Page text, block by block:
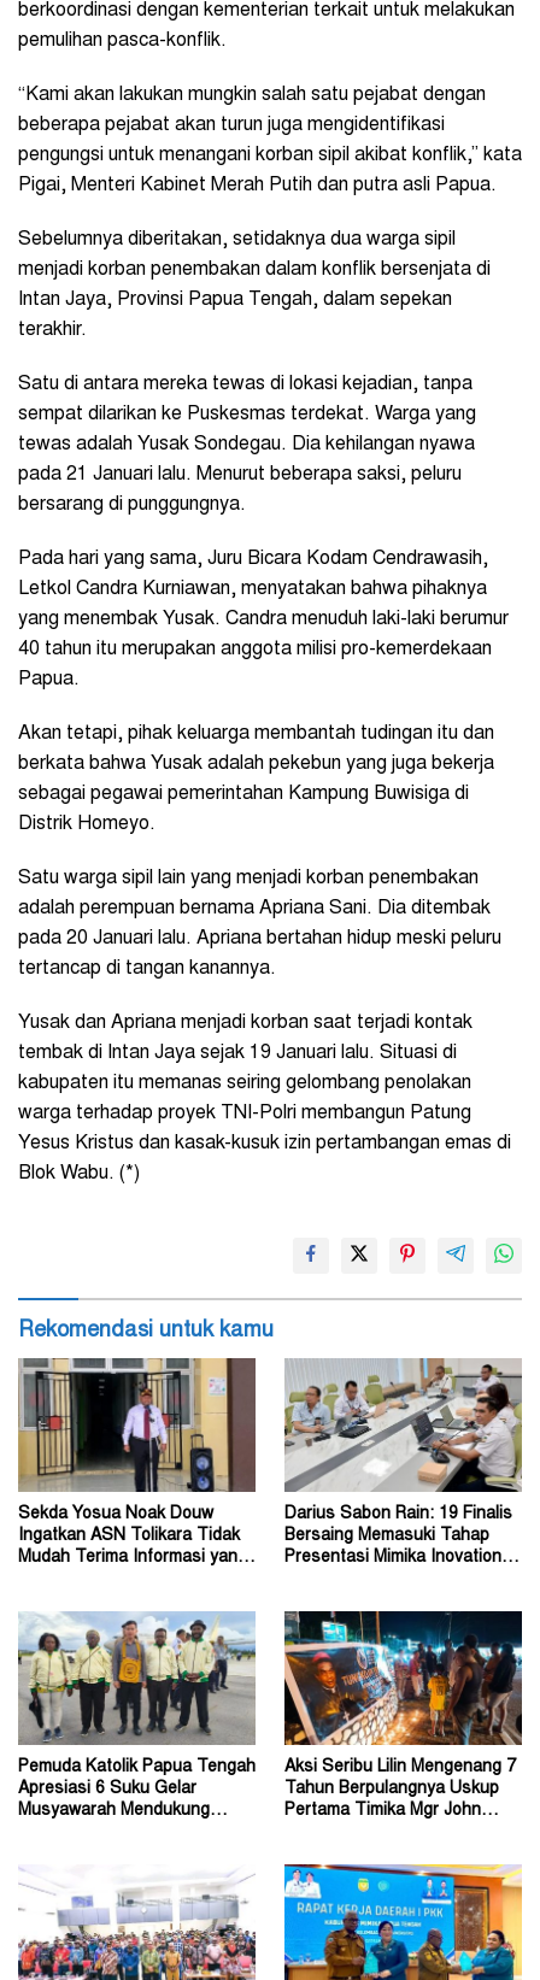
berkoordinasi dengan kementerian terkait untuk melakukan
pemulihan pasca-konflik.
“Kami akan lakukan mungkin salah satu pejabat dengan
beberapa pejabat akan turun juga mengidentifikasi
pengungsi untuk menangani korban sipil akibat konflik,” kata
Pigai, Menteri Kabinet Merah Putih dan putra asli Papua.
Sebelumnya diberitakan, setidaknya dua warga sipil
menjadi korban penembakan dalam konflik bersenjata di
Intan Jaya, Provinsi Papua Tengah, dalam sepekan
terakhir.
Satu di antara mereka tewas di lokasi kejadian, tanpa
sempat dilarikan ke Puskesmas terdekat. Warga yang
tewas adalah Yusak Sondegau. Dia kehilangan nyawa
pada 21 Januari lalu. Menurut beberapa saksi, peluru
bersarang di punggungnya.
Pada hari yang sama, Juru Bicara Kodam Cendrawasih,
Letkol Candra Kurniawan, menyatakan bahwa pihaknya
yang menembak Yusak. Candra menuduh laki-laki berumur
40 tahun itu merupakan anggota milisi pro-kemerdekaan
Papua.
Akan tetapi, pihak keluarga membantah tudingan itu dan
berkata bahwa Yusak adalah pekebun yang juga bekerja
sebagai pegawai pemerintahan Kampung Buwisiga di
Distrik Homeyo.
Satu warga sipil lain yang menjadi korban penembakan
adalah perempuan bernama Apriana Sani. Dia ditembak
pada 20 Januari lalu. Apriana bertahan hidup meski peluru
tertancap di tangan kanannya.
Yusak dan Apriana menjadi korban saat terjadi kontak
tembak di Intan Jaya sejak 19 Januari lalu. Situasi di
kabupaten itu memanas seiring gelombang penolakan
warga terhadap proyek TNI-Polri membangun Patung
Yesus Kristus dan kasak-kusuk izin pertambangan emas di
Blok Wabu. (*)
Rekomendasi untuk kamu
Sekda Yosua Noak Douw
Ingatkan ASN Tolikara Tidak
Mudah Terima Informasi yang
Darius Sabon Rain: 19 Finalis
Bersaing Memasuki Tahap
Presentasi Mimika Inovation
Pemuda Katolik Papua Tengah
Apresiasi 6 Suku Gelar
Musyawarah Mendukung
Aksi Seribu Lilin Mengenang 7
Tahun Berpulangnya Uskup
Pertama Timika Mgr John